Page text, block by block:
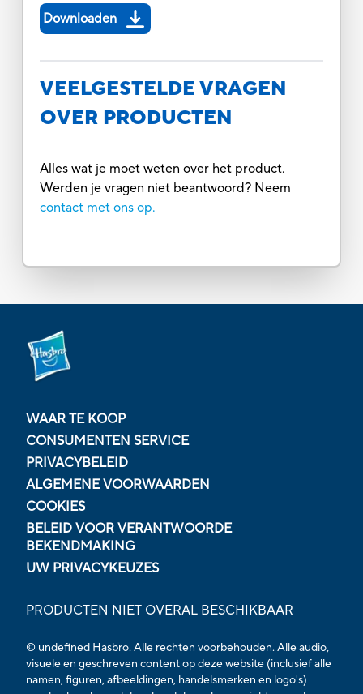
Downloaden
VEELGESTELDE VRAGEN
OVER PRODUCTEN
Alles wat je moet weten over het product.
Werden je vragen niet beantwoord? Neem
contact met ons op.
WAAR TE KOOP
CONSUMENTEN SERVICE
PRIVACYBELEID
ALGEMENE VOORWAARDEN
COOKIES
BELEID VOOR VERANTWOORDE
BEKENDMAKING
UW PRIVACYKEUZES
PRODUCTEN NIET OVERAL BESCHIKBAAR
© undefined Hasbro. Alle rechten voorbehouden. Alle audio,
visuele en geschreven content op deze website (inclusief alle
namen, figuren, afbeeldingen, handelsmerken en logo's)